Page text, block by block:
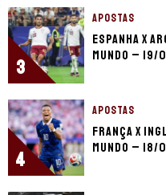
3
APOSTAS
Espanha x
Mundo – 19/
4
APOSTAS
França x
Mundo – 18/